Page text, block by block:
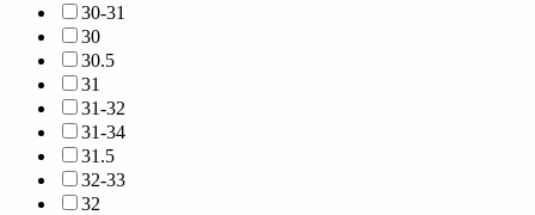
30-31
30
30.5
31
31-32
31-34
31.5
32-33
32